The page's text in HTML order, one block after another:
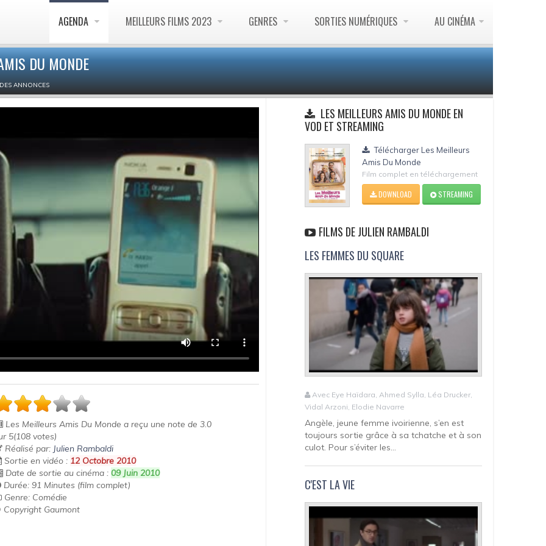
AGENDA MEILLEURS FILMS 2023 GENRES SORTIES NUMÉRIQUES AU CINÉMA
DU MONDE
ANNONCES
Les Meilleurs Amis Du Monde a reçu une note de3.0
5(108 votes)
Réalisé par: Julien Rambaldi
Sortie en vidéo : 12 Octobre 2010
Date de sortie au cinéma :09 Juin 2010
Durée: 91 Minutes (film complet)
Genre: Comédie
Gaumont
LES MEILLEURS AMIS DU MONDE EN
VOD ET STREAMING
Télécharger Les Meilleurs
Amis Du Monde
Film complet en téléchargement
DOWNLOAD STREAMING
FILMS DE JULIEN RAMBALDI
LES FEMMES DU SQUARE
Avec Eye Haïdara, Ahmed Sylla, Léa Drucker,
Vidal Arzoni, Elodie Navarre
Angèle, jeune femme ivoirienne, s’en est
toujours sortie grâce à sa tchatche et à son
culot. Pour s’éviter les...
C'EST LA VIE